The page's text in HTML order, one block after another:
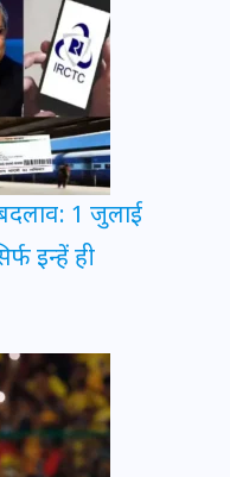
1 जुलाई
इन्हें ही